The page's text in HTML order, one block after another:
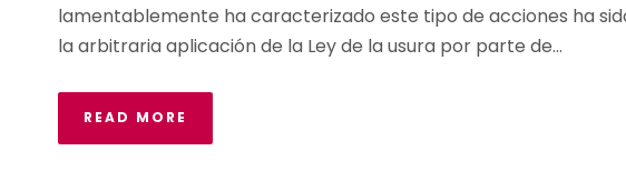
lamentablemente ha caracterizado este tipo de acciones ha
la arbitraria aplicación de la Ley de la usura por parte de...
READ MORE